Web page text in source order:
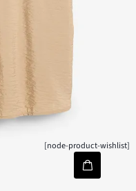
[node-product-wishlist]